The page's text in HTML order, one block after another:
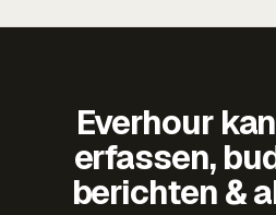
Everhour
erfassen,
berichten &